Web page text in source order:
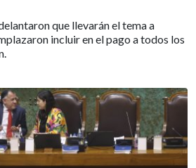
que llevarán el tema a
incluir en el pago a todos los